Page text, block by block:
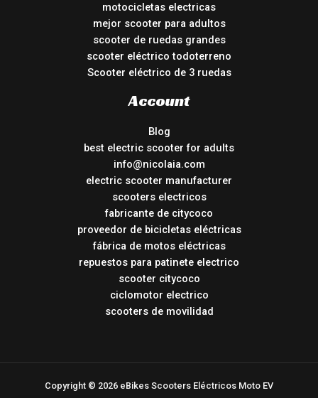
motocicletas electricas
mejor scooter para adultos
scooter de ruedas grandes
scooter eléctrico todoterreno
Scooter eléctrico de 3 ruedas
Account
Blog
best electric scooter for adults
info@nicolaia.com
electric scooter manufacturer
scooters electricos
fabricante de citycoco
proveedor de bicicletas eléctricas
fábrica de motos eléctricas
repuestos para patinete electrico
scooter citycoco
ciclomotor electrico
scooters de movilidad
Copyright © 2026 eBikes Scooters Eléctricos Moto EV